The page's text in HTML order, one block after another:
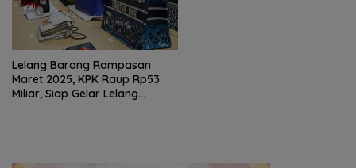
Lelang Barang Rampasan
Maret 2025, KPK Raup Rp53
Miliar, Siap Gelar Lelang